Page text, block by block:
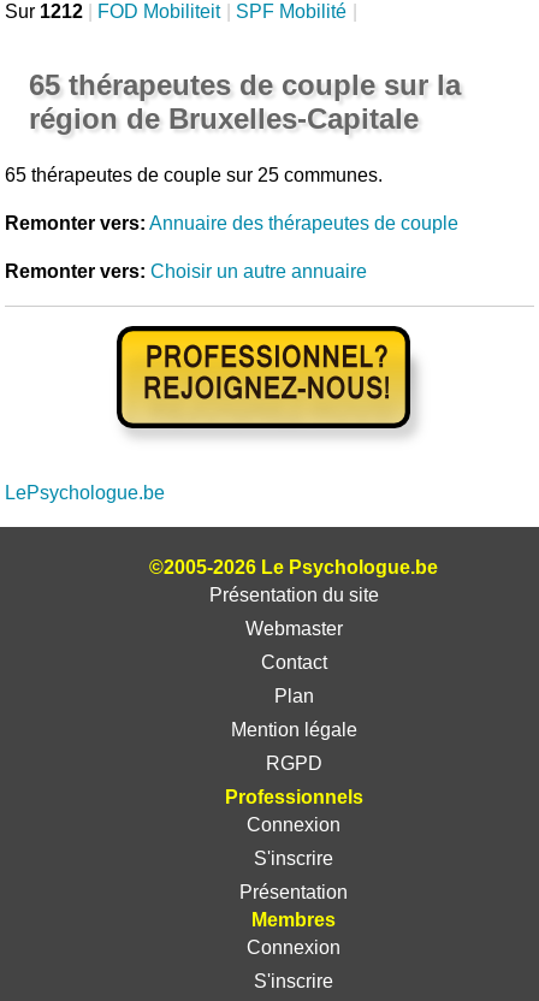
Sur 1212 FOD Mobiliteit SPF Mobilité
65 thérapeutes de couple sur la
région de Bruxelles-Capitale
65 thérapeutes de couple sur 25 communes.
Remonter vers: Annuaire des thérapeutes de couple
Remonter vers: Choisir un autre annuaire
LePsychologue.be
©2005-2026 Le Psychologue.be
Présentation du site
Webmaster
Contact
Plan
Mention légale
RGPD
Professionnels
Connexion
S'inscrire
Présentation
Membres
Connexion
S'inscrire